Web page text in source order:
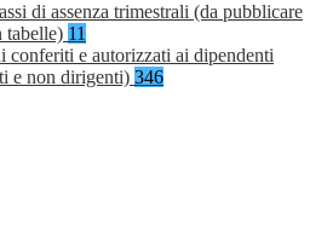
di assenza trimestrali (da pubblicare
tabelle) 11
conferiti e autorizzati ai dipendenti
e non dirigenti) 346